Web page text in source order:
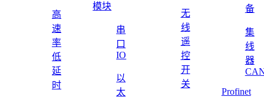
高
速
率
低
延
时
模块
串
口
IO
以
太
无
线
遥
控
开
关
备
集
线
器
Profinet